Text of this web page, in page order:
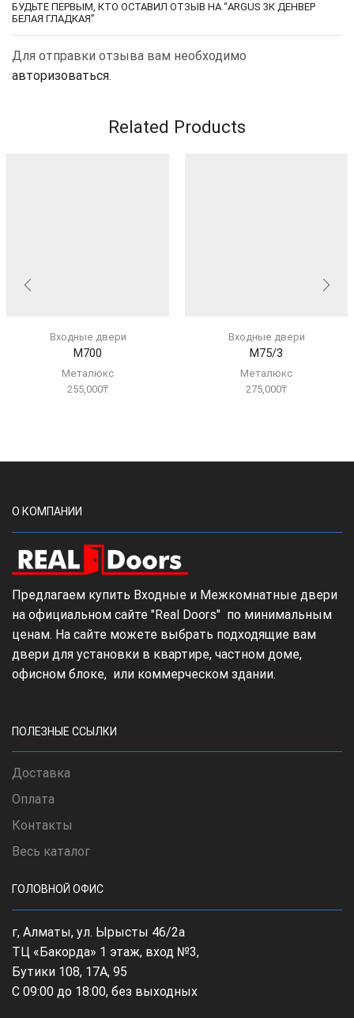
БУДЬТЕ ПЕРВЫМ, КТО ОСТАВИЛ ОТЗЫВ НА “ARGUS 3К ДЕНВЕР
БЕЛАЯ ГЛАДКАЯ”
Для отправки отзыва вам необходимо
авторизоваться.
Related Products
Входные двери
М700
Металюкс
255,000₸
Входные двери
М75/3
Металюкс
275,000₸
О КОМПАНИИ
Предлагаем купить Входные и Межкомнатные двери
на официальном сайте "Real Doors" по минимальным
ценам. На сайте можете выбрать подходящие вам
двери для установки в квартире, частном доме,
офисном блоке, или коммерческом здании.
ПОЛЕЗНЫЕ ССЫЛКИ
Доставка
Оплата
Контакты
Весь каталог
ГОЛОВНОЙ ОФИС
г, Алматы, ул. Ырысты 46/2а
ТЦ «Бакорда» 1 этаж, вход №3,
Бутики 108, 17А, 95
С 09:00 до 18:00, без выходных